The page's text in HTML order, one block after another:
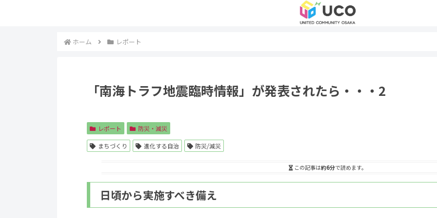
ホーム レポート
「南海トラフ地震臨時情報」が発表されたら・・・2
レポート 防災・減災
まちづくり 進化する自治 防災/減災
この記事は約6分で読めます。
日頃から実施すべき備え